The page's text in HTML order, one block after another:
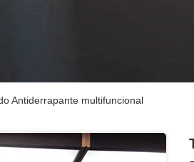
Antiderrapante multifuncional